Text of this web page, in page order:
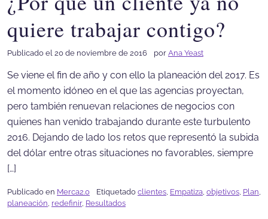
quiere trabajar contigo?
Publicado el 20 de noviembre de 2016 por Ana Yeast
Se viene el fin de año y con ello la planeación del 2017. Es
el momento idóneo en el que las agencias proyectan,
pero también renuevan relaciones de negocios con
quienes han venido trabajando durante este turbulento
2016. Dejando de lado los retos que representó la subida
del dólar entre otras situaciones no favorables, siempre
[…]
Publicado en Merca2.0 Etiquetado clientes Empatiza objetivos Plan
planeación redefinir, Resultados